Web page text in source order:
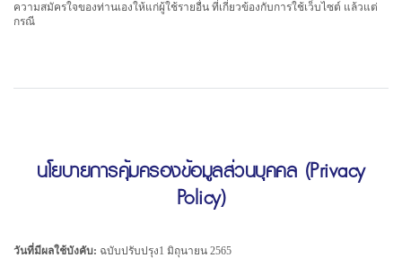
ความสมัครใจของท่านเองให้แก่ผู้ใช้รายอื่น ที่เกี่ยวข้องกับการใช้เว็บไซต์ แล้วแต่
กรณี
นโยบายการคุ้มครองข้อมูลส่วนบุคคล (Privacy
Policy)
วันที่มีผลใช้บังคับ: ฉบับปรับปรุง1 มิถุนายน 2565